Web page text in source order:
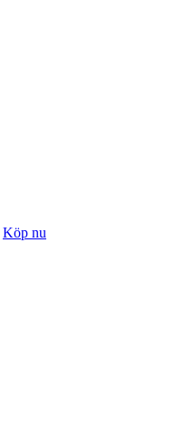
Köp nu